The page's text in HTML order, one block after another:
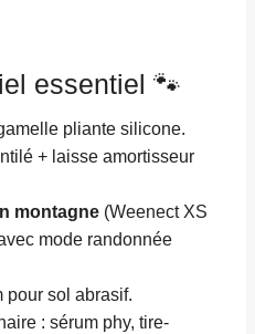
essentiel 🐾
pliante silicone.
+ laisse amortisseur
montagne (Weenect XS
mode randonnée
pour sol abrasif.
: sérum phy, tire-